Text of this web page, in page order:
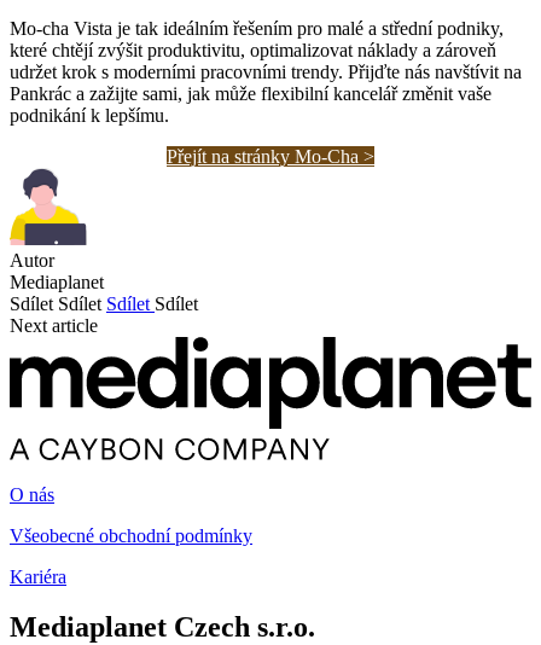
Mo-cha Vista je tak ideálním řešením pro malé a střední podniky,
které chtějí zvýšit produktivitu, optimalizovat náklady a zároveň
udržet krok s moderními pracovními trendy. Přijďte nás navštívit na
Pankrác a zažijte sami, jak může flexibilní kancelář změnit vaše
podnikání k lepšímu.
Přejít na stránky Mo-Cha >
Autor
Mediaplanet
Sdílet Sdílet Sdílet Sdílet
Next article
O nás
Všeobecné obchodní podmínky
Kariéra
Mediaplanet Czech s.r.o.